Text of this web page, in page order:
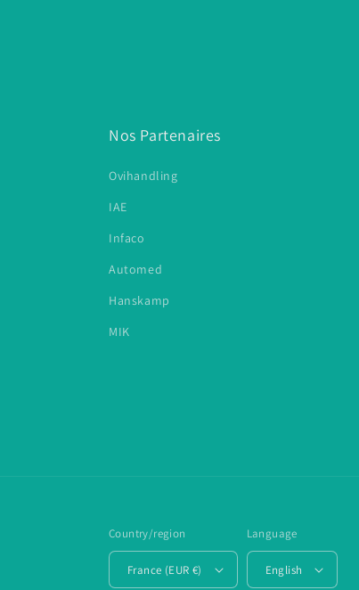
Nos Partenaires
Ovihandling
IAE
Infaco
Automed
Hanskamp
MIK
Country/region
France (EUR €)
Language
English